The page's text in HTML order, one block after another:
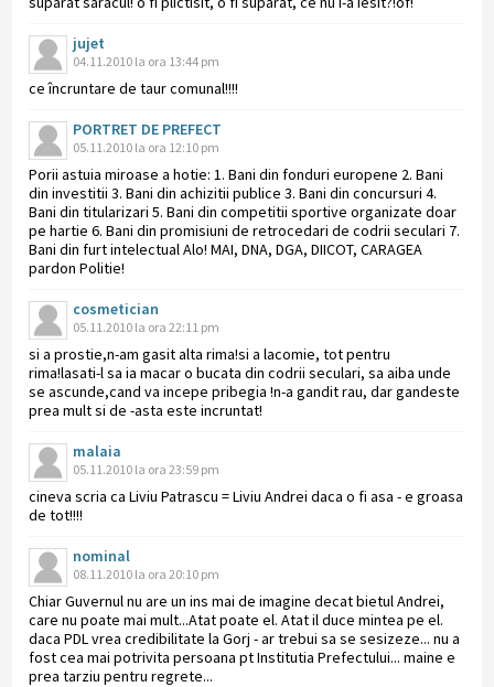
jujet
04.11.2010 la ora 13:44 pm
ce încruntare de taur comunal!!!!
PORTRET DE PREFECT
05.11.2010 la ora 12:10 pm
Porii astuia miroase a hotie: 1. Bani din fonduri europene 2. Bani
din investitii 3. Bani din achizitii publice 3. Bani din concursuri 4.
Bani din titularizari 5. Bani din competitii sportive organizate doar
pe hartie 6. Bani din promisiuni de retrocedari de codrii seculari 7.
Bani din furt intelectual Alo! MAI, DNA, DGA, DIICOT, CARAGEA
pardon Politie!
cosmetician
05.11.2010 la ora 22:11 pm
si a prostie,n-am gasit alta rima!si a lacomie, tot pentru
rima!lasati-l sa ia macar o bucata din codrii seculari, sa aiba unde
se ascunde,cand va incepe pribegia !n-a gandit rau, dar gandeste
prea mult si de -asta este incruntat!
malaia
05.11.2010 la ora 23:59 pm
cineva scria ca Liviu Patrascu = Liviu Andrei daca o fi asa - e groasa
de tot!!!!
nominal
08.11.2010 la ora 20:10 pm
Chiar Guvernul nu are un ins mai de imagine decat bietul Andrei,
care nu poate mai mult...Atat poate el. Atat il duce mintea pe el.
daca PDL vrea credibilitate la Gorj - ar trebui sa se sesizeze... nu a
fost cea mai potrivita persoana pt Institutia Prefectului... maine e
prea tarziu pentru regrete...